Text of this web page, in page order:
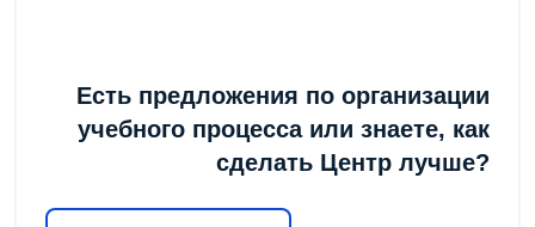
Есть предложения по организации
учебного процесса или знаете, как
сделать Центр лучше?